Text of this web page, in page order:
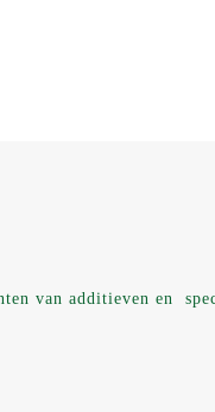
van additieven en